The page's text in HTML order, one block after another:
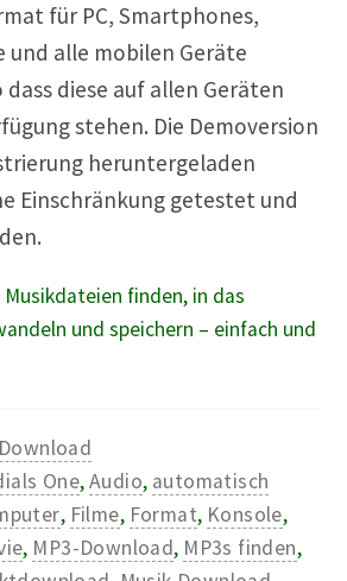
für PC, Smartphones,
und alle mobilen Geräte
diese auf allen Geräten
stehen. Die Demoversion
heruntergeladen
Einschränkung getestet und
Musikdateien finden, in das
und speichern – einfach und
One,Audio, automatisch
, Filme, Format, Konsole,
, MP3-Download, MP3s finden,